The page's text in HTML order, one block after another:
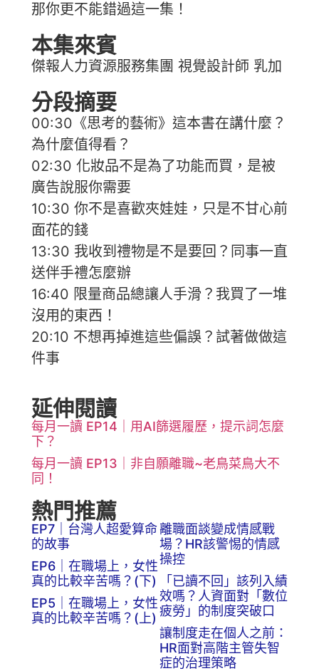
那你更不能錯過這一集！
本集來賓
傑報人力資源服務集團 視覺設計師 乳加
分段摘要
00:30《思考的藝術》這本書在講什麼？
為什麼值得看？
02:30 化妝品不是為了功能而買，是被
廣告說服你需要
10:30 你不是喜歡夾娃娃，只是不甘心前
面花的錢
13:30 我收到禮物是不是要回？同事一直
送伴手禮怎麼辦
16:40 限量商品總讓人手滑？我買了一堆
沒用的東西！
20:10 不想再掉進這些偏誤？試著做做這
件事
延伸閱讀
每月一讀 EP14｜用AI篩選履歷，提示詞怎麼
下？
每月一讀 EP13｜非自願離職~老鳥菜鳥大不
同！
熱門推薦
EP7｜台灣人超愛算命
的故事
EP6｜在職場上，女性
真的比較辛苦嗎？(下)
EP5｜在職場上，女性
真的比較辛苦嗎？(上)
離職面談變成情感戰
場？HR該警惕的情感
操控
「已讀不回」該列入績
效嗎？人資面對「數位
疲勞」的制度突破口
讓制度走在個人之前：
HR面對高階主管失智
症的治理策略